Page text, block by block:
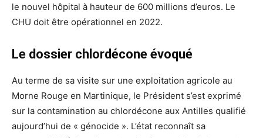
le nouvel hôpital à hauteur de 600 millions d’euros. Le
CHU doit être opérationnel en 2022.
Le dossier chlordécone évoqué
Au terme de sa visite sur une exploitation agricole au
Morne Rouge en Martinique, le Président s’est exprimé
sur la contamination au chlordécone aux Antilles qualifié
aujourd’hui de « génocide ». L’état reconnaît sa